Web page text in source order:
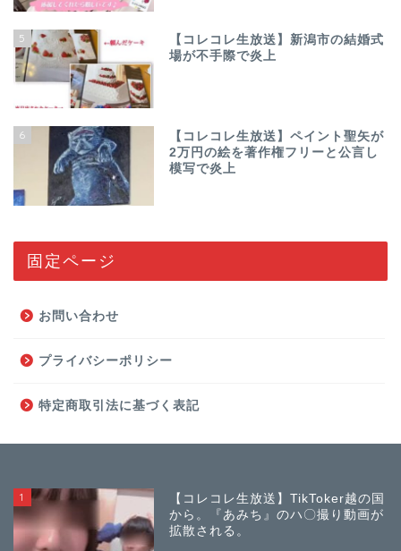
5
【コレコレ生放送】新潟市の結婚式
場が不手際で炎上
6
【コレコレ生放送】ペイント聖矢が
2万円の絵を著作権フリーと公言し
模写で炎上
固定ページ
お問い合わせ
プライバシーポリシー
特定商取引法に基づく表記
1
【コレコレ生放送】TikToker越の国
から。『あみち』のハ〇撮り動画が
拡散される。